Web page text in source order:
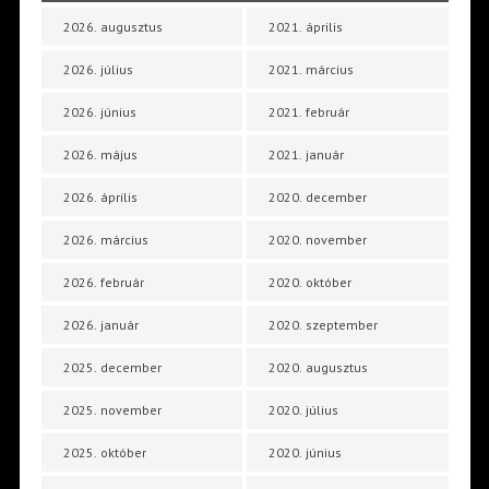
2026. augusztus
2026. július
2026. június
2026. május
2026. április
2026. március
2026. február
2026. január
2025. december
2025. november
2025. október
2021. április
2021. március
2021. február
2021. január
2020. december
2020. november
2020. október
2020. szeptember
2020. augusztus
2020. július
2020. június